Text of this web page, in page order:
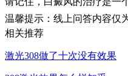
温馨提示：线上问答内容仅
相关推荐
激光308做了十次没有效果